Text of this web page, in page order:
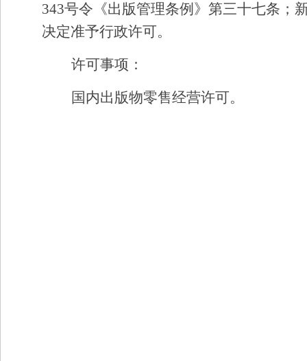
343号令《出版管理条例》第三十七条；
决定准予行政许可。
许可事项：
国内出版物零售经营许可。